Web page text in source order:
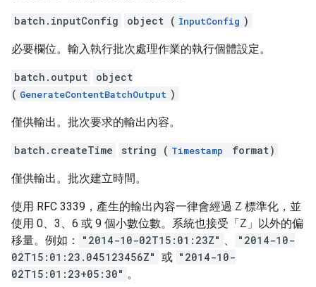
batch.inputConfig object ( InputConfig )
必要欄位。輸入執行批次處理作業的執行個體設定。
batch.output
object
( GenerateContentBatchOutput )
僅供輸出。批次要求的輸出內容。
batch.createTime string ( Timestamp format)
僅供輸出。批次建立時間。
使用 RFC 3339，產生的輸出內容一律會經過 Z 標準化，並
使用 0、3、6 或 9 個小數位數。系統也接受「Z」以外的偏
移量。例如：
"2014-10-02T15:01:23Z" 、
"2014-10-
02T15:01:23.045123456Z" 或 "2014-10-
02T15:01:23+05:30" 。